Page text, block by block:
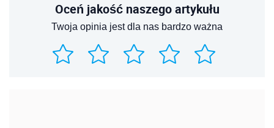
Oceń jakość naszego artykułu
Twoja opinia jest dla nas bardzo ważna